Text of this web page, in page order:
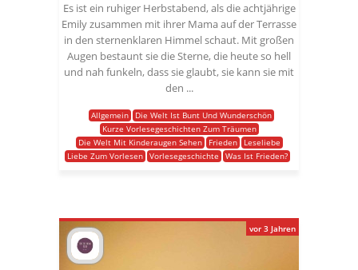
Es ist ein ruhiger Herbstabend, als die achtjährige
Emily zusammen mit ihrer Mama auf der Terrasse
in den sternenklaren Himmel schaut. Mit großen
Augen bestaunt sie die Sterne, die heute so hell
und nah funkeln, dass sie glaubt, sie kann sie mit
den ...
Allgemein
Die Welt Ist Bunt Und Wunderschön
Kurze Vorlesegeschichten Zum Träumen
Die Welt Mit Kinderaugen Sehen
Frieden
Leseliebe
Liebe Zum Vorlesen
Vorlesegeschichte Was Ist Frieden?
vor 3 Jahren